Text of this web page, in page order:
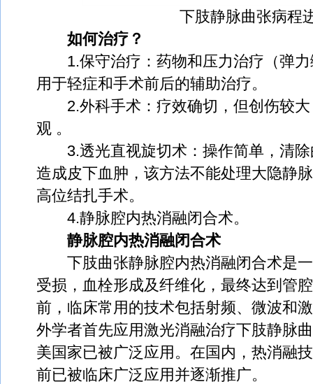
下肢静脉曲张病程
如何治疗？
1.保守治疗：药物和压力治疗（弹力
用于轻症和手术前后的辅助治疗。
2.外科手术：疗效确切，但创伤较大
观 。
3.透光直视旋切术：操作简单，清除
造成皮下血肿，该方法不能处理大隐静
高位结扎手术。
4.静脉腔内热消融闭合术。
静脉腔内热消融闭合术
下肢曲张静脉腔内热消融闭合术是一
受损，血栓形成及纤维化，最终达到管
前，临床常用的技术包括射频、微波和
外学者首先应用激光消融治疗下肢静脉
美国家已被广泛应用。在国内，热消融
前已被临床广泛应用并逐渐推广。